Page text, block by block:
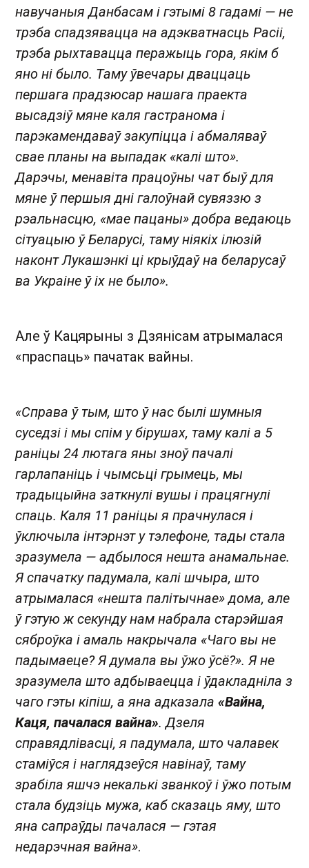
навучаныя Данбасам і гэтымі 8 гадамі — не
трэба спадзявацца на адэкватнасць Расіі,
трэба рыхтавацца перажыць гора, якім б
яно ні было. Таму ўвечары дваццаць
першага прадзюсар нашага праекта
высадзіў мяне каля гастранома і
парэкамендаваў закупіцца і абмаляваў
свае планы на выпадак «калі што».
Дарэчы, менавіта працоўны чат быў для
мяне ў першыя дні галоўнай сувяззю з
рэальнасцю, «мае пацаны» добра ведаюць
сітуацыю ў Беларусі, таму ніякіх ілюзій
наконт Лукашэнкі ці крыўдаў на беларусаў
ва Украіне ў іх не было».
Але ў Кацярыны з Дзянісам атрымалася
«праспаць» пачатак вайны.
«Справа ў тым, што ў нас былі шумныя
суседзі і мы спім у бірушах, таму калі а 5
раніцы 24 лютага яны зноў пачалі
гарлапаніць і чымсьці грымець, мы
традыцыйна заткнулі вушы і працягнулі
спаць. Каля 11 раніцы я прачнулася і
ўключыла інтэрнэт у тэлефоне, тады стала
зразумела — адбылося нешта анамальнае.
Я спачатку падумала, калі шчыра, што
атрымалася «нешта палітычнае» дома, але
ў гэтую ж секунду нам набрала старэйшая
сяброўка і амаль накрычала «Чаго вы не
падымаеце? Я думала вы ўжо ўсё?». Я не
зразумела што адбываецца і ўдакладніла з
чаго гэты кіпіш, а яна адказала «Вайна,
Каця, пачалася вайна». Дзеля
справядлівасці, я падумала, што чалавек
стаміўся і наглядзеўся навінаў, таму
зрабіла яшчэ некалькі званкоў і ўжо потым
стала будзіць мужа, каб сказаць яму, што
яна сапраўды пачалася — гэтая
недарэчная вайна».